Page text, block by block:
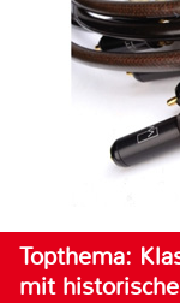
Topthema:
mit